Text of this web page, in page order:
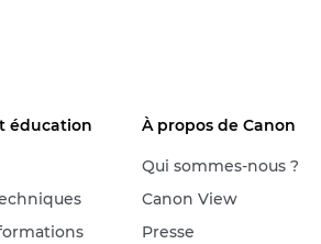
éducation À propos de Canon
Qui sommes-nous ?
Canon View
Presse